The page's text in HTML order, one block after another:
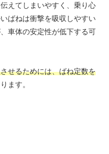
えてしまいやすく、乗り心
ばねは衝撃を吸収しやすい
車体の安定性が低下する可
せるためには、ばね定数を
ます。